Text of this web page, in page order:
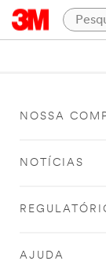
NOSSA
NOTÍCIAS
AJUDA